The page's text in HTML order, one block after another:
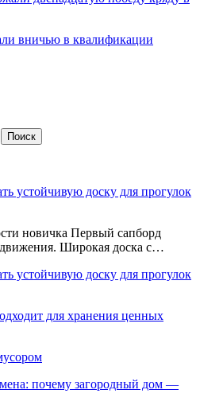
вничью в квалификации
устойчивую доску для прогулок
новичка Первый сапборд
Широкая доска с…
устойчивую доску для прогулок
для хранения ценных
почему загородный дом —